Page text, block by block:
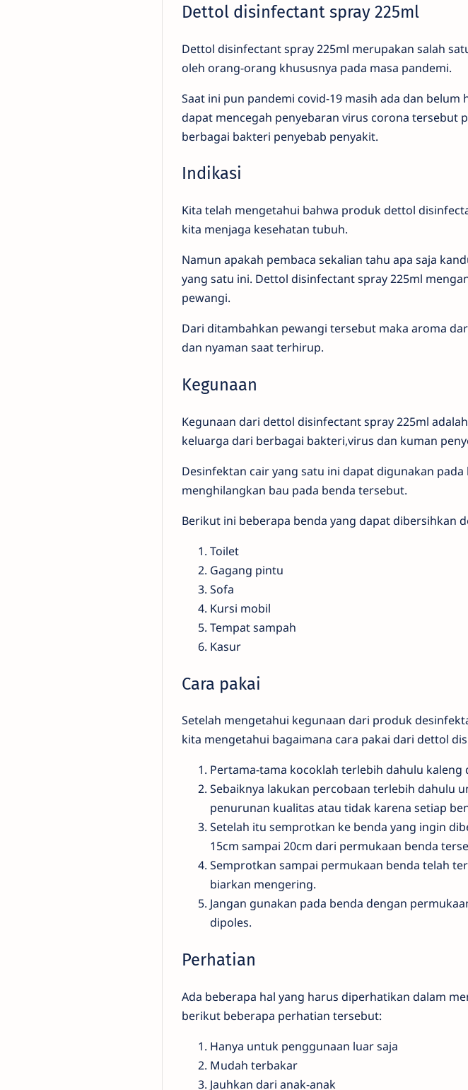
Dettol disinfectant spray 225ml
Dettol disinfectant spray 225ml merupakan salah
oleh orang-orang khususnya pada masa pandemi.
Saat ini pun pandemi covid-19 masih ada dan
dapat mencegah penyebaran virus corona tersebut
berbagai bakteri penyebab penyakit.
Indikasi
Kita telah mengetahui bahwa produk dettol
kita menjaga kesehatan tubuh.
Namun apakah pembaca sekalian tahu apa saja
yang satu ini. Dettol disinfectant spray 225ml
pewangi.
Dari ditambahkan pewangi tersebut maka aroma
dan nyaman saat terhirup.
Kegunaan
Kegunaan dari dettol disinfectant spray 225ml
keluarga dari berbagai bakteri,virus dan kuman
Desinfektan cair yang satu ini dapat digunakan
menghilangkan bau pada benda tersebut.
Berikut ini beberapa benda yang dapat dibersihkan
Toilet
Gagang pintu
Sofa
Kursi mobil
Tempat sampah
Kasur
Cara pakai
Setelah mengetahui kegunaan dari produk
kita mengetahui bagaimana cara pakai dari dettol
Pertama-tama kocoklah terlebih dahulu
Sebaiknya lakukan percobaan terlebih dahulu
penurunan kualitas atau tidak karena setiap
Setelah itu semprotkan ke benda yang ingin
15cm sampai 20cm dari permukaan benda
Semprotkan sampai permukaan benda telah
biarkan mengering.
Jangan gunakan pada benda dengan
dipoles.
Perhatian
Ada beberapa hal yang harus diperhatikan dalam
berikut beberapa perhatian tersebut:
Hanya untuk penggunaan luar saja
Mudah terbakar
Jauhkan dari anak-anak